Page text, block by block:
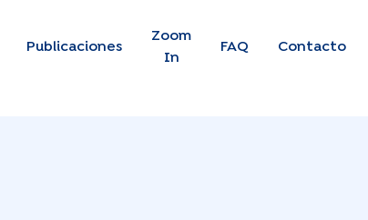
Skip to main content
Publicaciones
Zoom
In
FAQ Contacto